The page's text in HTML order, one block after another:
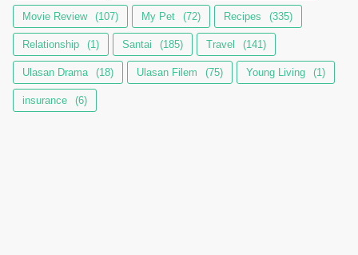
Movie Review (107) My Pet (72) Recipes (335)
Relationship (1) Santai (185) Travel (141)
Ulasan Drama (18) Ulasan Filem (75) Young Living (1)
insurance (6)